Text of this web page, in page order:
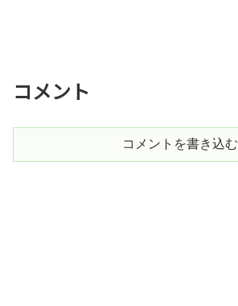
コメント
コメントを書き込む